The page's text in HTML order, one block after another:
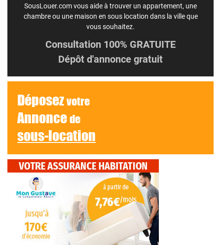
SousLouer.com vous aide à trouver un appartement, une
chambre ou une maison en sous location dans la ville que
vous souhaitez.
Consultation 100% GRATUITE
Dépôt d'annonce gratuit
Déposezvotre
Annoncede
sous-location